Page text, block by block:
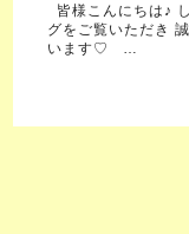
皆様こんにちは♪
グをご覧いただき
います♡ …